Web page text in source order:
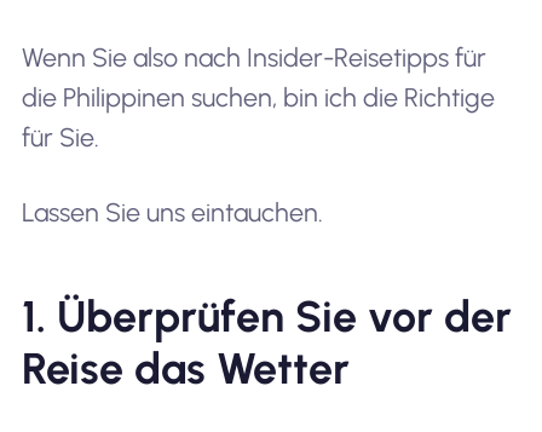
Wenn Sie also nach Insider-Reisetipps für
die Philippinen suchen, bin ich die Richtige
für Sie.
Lassen Sie uns eintauchen.
1. Überprüfen Sie vor der
Reise das Wetter